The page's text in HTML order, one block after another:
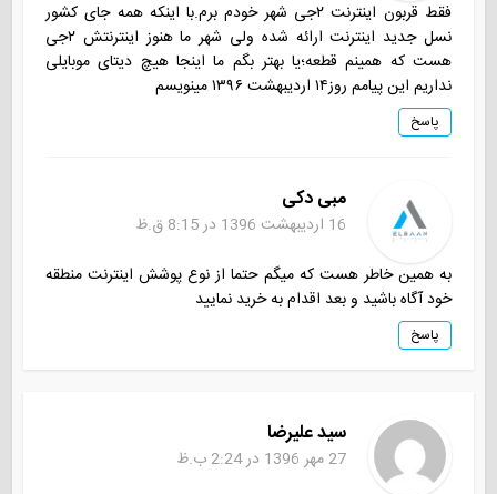
فقط قربون اینترنت ۲جی شهر خودم برم.با اینکه همه جای کشور
نسل جدید اینترنت ارائه شده ولی شهر ما هنوز اینترنتش ۲جی
هست که همینم قطعه؛یا بهتر بگم ما اینجا هیچ دیتای موبایلی
نداریم این پیامم روز۱۴ اردیبهشت ۱۳۹۶ مینویسم
پاسخ
مبی دکی
16 اردیبهشت 1396 در 8:15 ق.ظ
به همین خاطر هست که میگم حتما از نوع پوشش اینترنت منطقه
خود آگاه باشید و بعد اقدام به خرید نمایید
پاسخ
سید علیرضا
27 مهر 1396 در 2:24 ب.ظ